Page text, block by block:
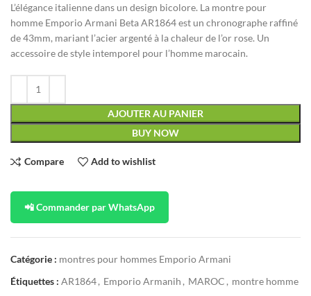
L’élégance italienne dans un design bicolore. La montre pour
homme Emporio Armani Beta AR1864 est un chronographe raffiné
de 43mm, mariant l’acier argenté à la chaleur de l’or rose. Un
accessoire de style intemporel pour l’homme marocain.
AJOUTER AU PANIER
BUY NOW
Compare Add to wishlist
📲 Commander par WhatsApp
Catégorie : montres pour hommes Emporio Armani
Étiquettes : AR1864, Emporio Armanih , MAROC , montre homme